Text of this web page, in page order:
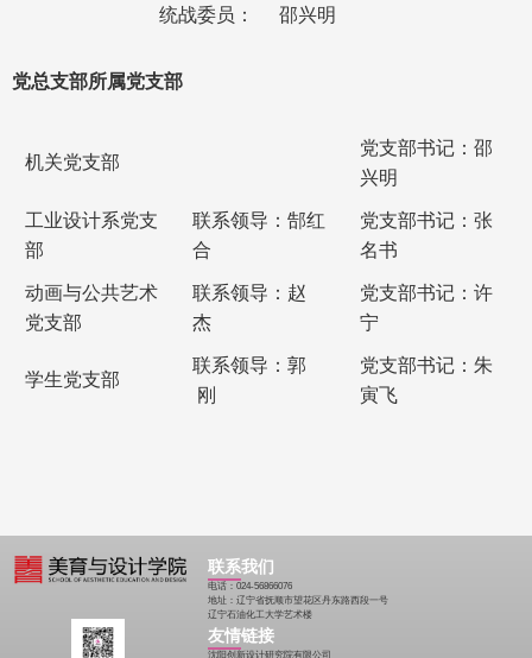
统战委员： 邵兴明
党总支部所属党支部
机关党支部
党支部书记：邵
兴明
工业设计系党支
部
联系领导：郜红
合
党支部书记：张
名书
动画与公共艺术
党支部
联系领导：赵
杰
党支部书记：许
宁
学生党支部
联系领导：郭
刚
党支部书记：朱
寅飞
联系我们
电话：024-56866076
地址：辽宁省抚顺市望花区丹东路西段一号
辽宁石油化工大学艺术楼
友情链接
沈阳创新设计研究院有限公司